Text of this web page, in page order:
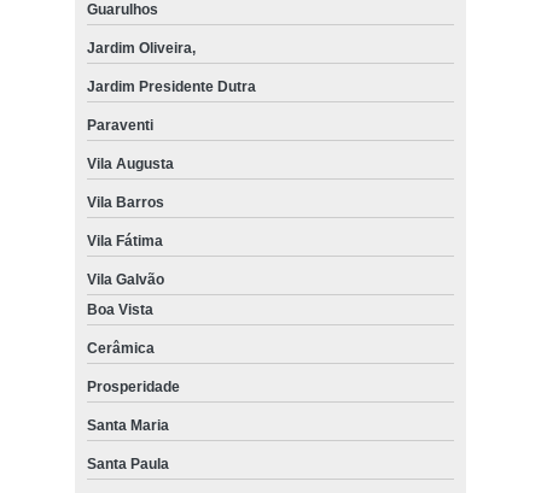
Guarulhos
Jardim Oliveira,
Jardim Presidente Dutra
Paraventi
Vila Augusta
Vila Barros
Vila Fátima
Vila Galvão
Boa Vista
Cerâmica
Prosperidade
Santa Maria
Santa Paula